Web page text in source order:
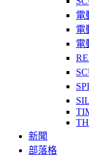
電
電
電
新聞
部落格